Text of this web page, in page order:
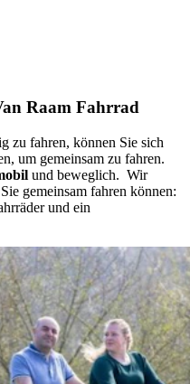
Raam Fahrrad
zu fahren, können Sie sich
um gemeinsam zu fahren.
und beweglich. Wir
gemeinsam fahren können:
und ein